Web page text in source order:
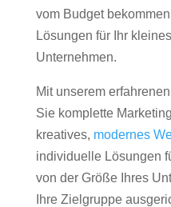
vom Budget
Lösungen für Ihr
Unternehmen.
Mit unserem
Sie komplette
kreatives, modernes
individuelle Lösungen
von der Größe Ihres
Ihre Zielgruppe